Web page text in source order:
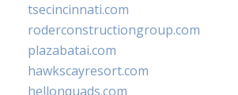
tsecincinnati.com
roderconstructiongroup.com
plazabatai.com
hawkscayresort.com
hellonquads.com